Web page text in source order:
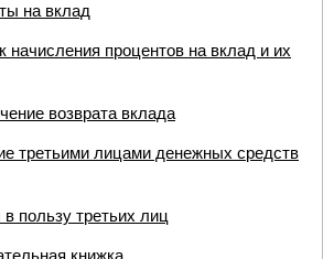
на вклад
начисления процентов на вклад и их
возврата вклада
третьими лицами денежных средств
пользу третьих лиц
книжка